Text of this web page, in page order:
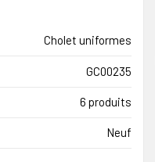
Cholet uniformes
GC00235
6 produits
Neuf